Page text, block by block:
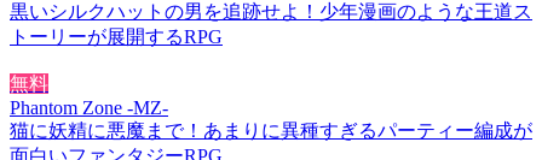
黒いシルクハットの男を追跡せよ！少年漫画のような王道ス
トーリーが展開するRPG
無料
Phantom Zone -MZ-
猫に妖精に悪魔まで！あまりに異種すぎるパーティー編成が